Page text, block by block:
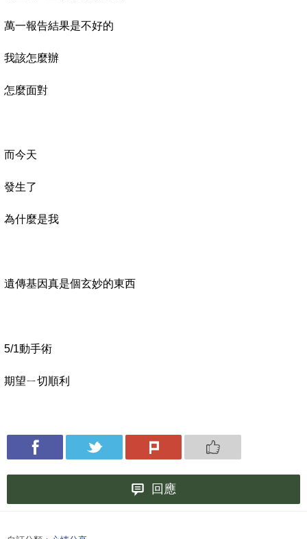
萬一報告結果是不好的
我該怎麼辦
怎麼面對
而今天
發生了
為什麼是我
遺傳基因真是個玄妙的東西
5/1動手術
期望ㄧ切順利
回應